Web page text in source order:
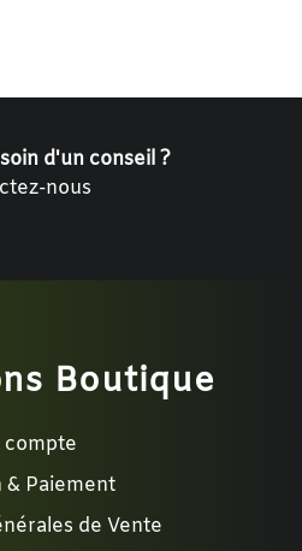
d'un conseil ?
nous
Boutique
compte
& Paiement
de Vente